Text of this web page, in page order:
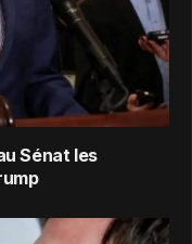
Sénat les